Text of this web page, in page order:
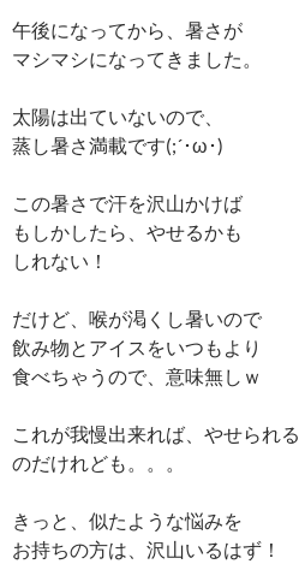
午後になってから、暑さが
マシマシになってきました。
太陽は出ていないので、
蒸し暑さ満載です(;´･ω･)
この暑さで汗を沢山かけば
もしかしたら、やせるかも
しれない！
だけど、喉が渇くし暑いので
飲み物とアイスをいつもより
食べちゃうので、意味無しｗ
これが我慢出来れば、やせられる
のだけれども。。。
きっと、似たような悩みを
お持ちの方は、沢山いるはず！